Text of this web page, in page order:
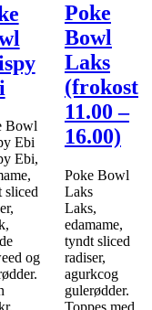
Bowl
Ebi
Ebi,
sliced
og
Poke
Bowl
Laks
(frokost
11.00 –
16.00)
Poke Bowl
Laks
Laks,
edamame,
tyndt sliced
radiser,
agurkcog
gulerødder.
Toppes med